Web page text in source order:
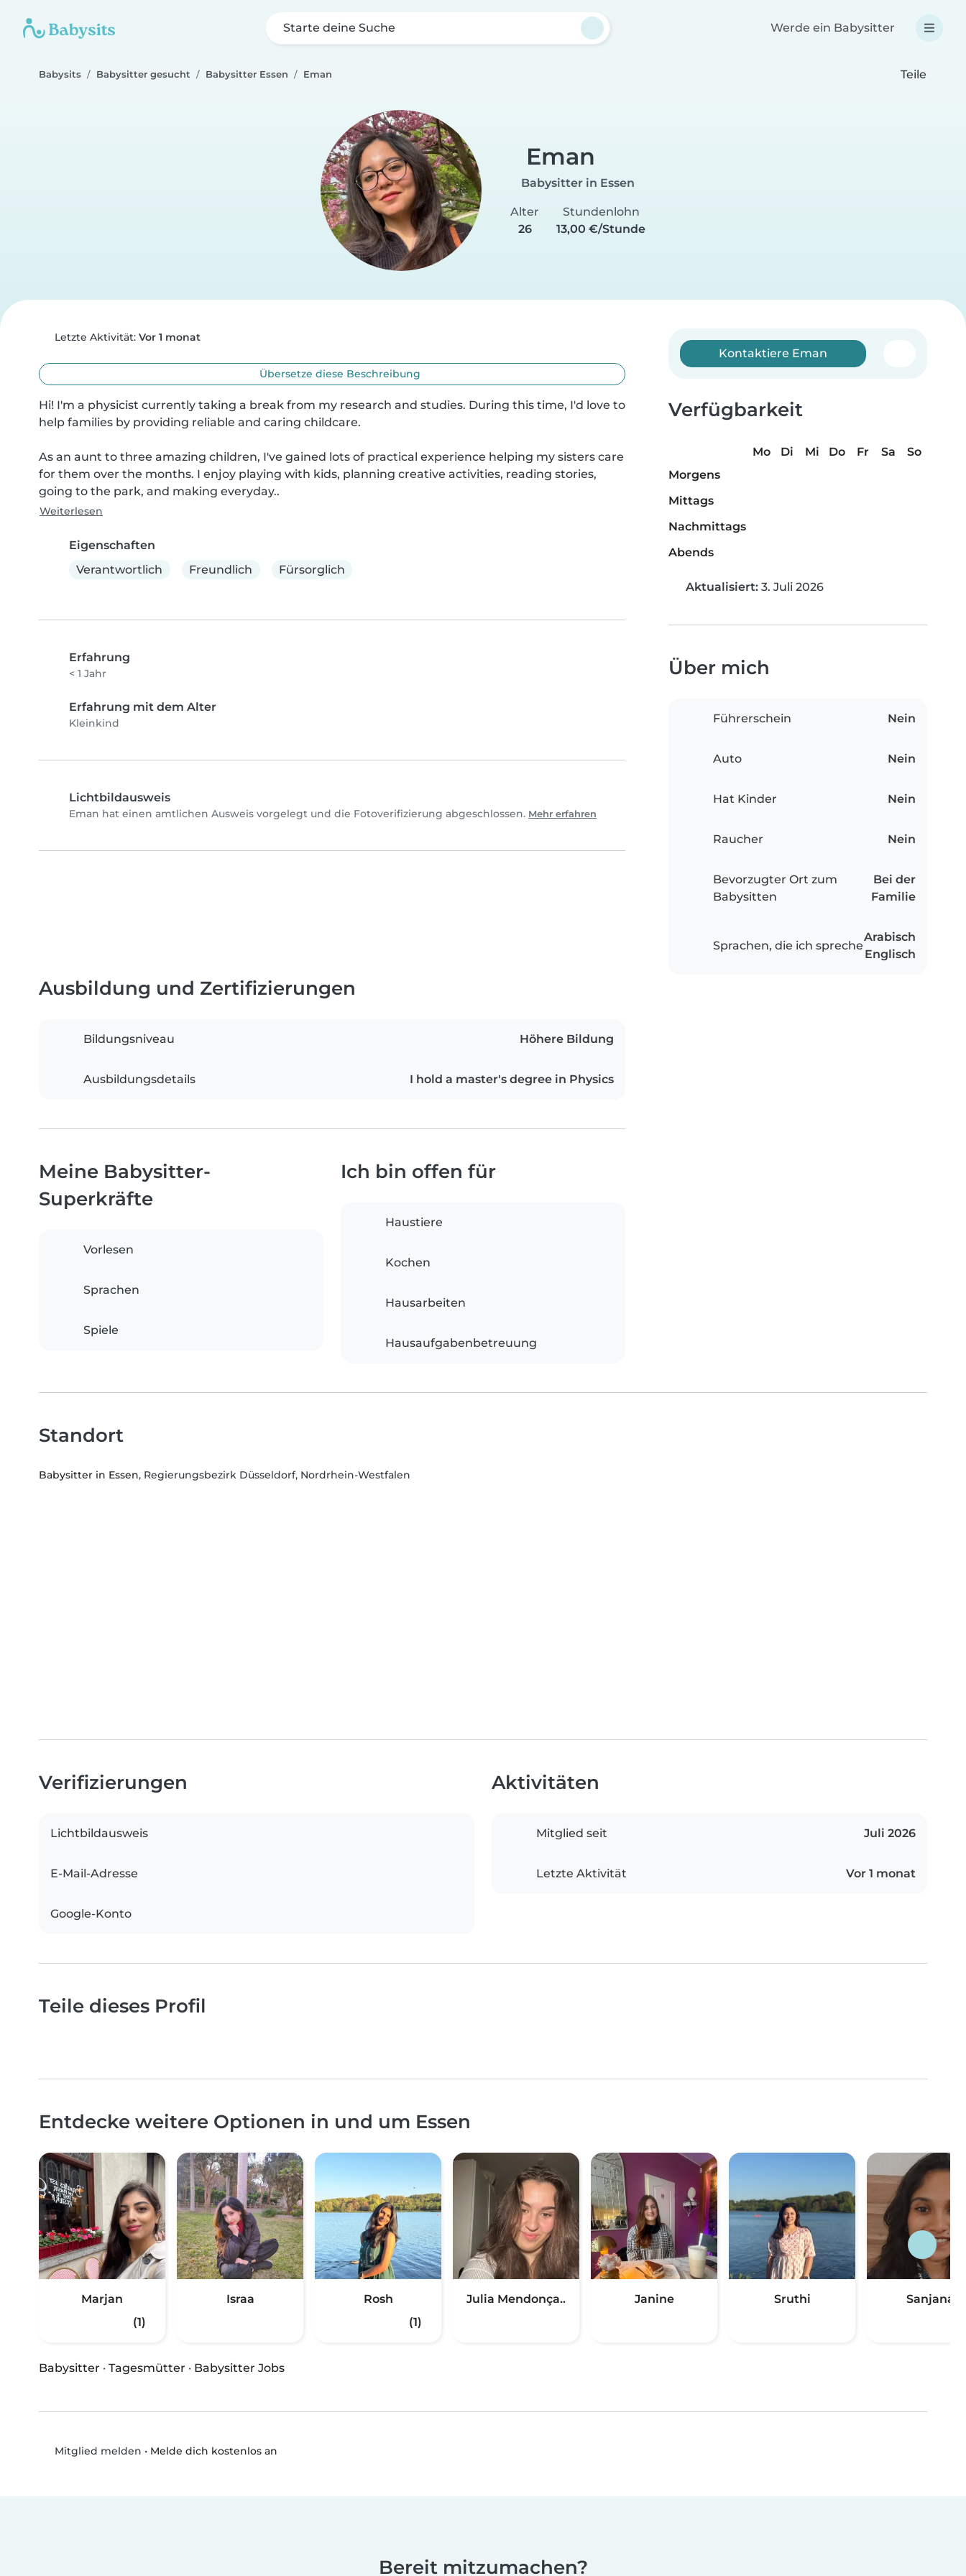
Starte deine Suche Werde ein Babysitter
Babysits Babysitter gesucht Babysitter Essen Eman Teile
Eman
Babysitter in Essen
Alter
26
Stundenlohn
13,00 €/Stunde
Letzte Aktivität: Vor 1 monat
Übersetze diese Beschreibung
Hi! I'm a physicist currently taking a break from my research and studies. During this time, I'd love to
help families by providing reliable and caring childcare.
As an aunt to three amazing children, I've gained lots of practical experience helping my sisters care
for them over the months. I enjoy playing with kids, planning creative activities, reading stories,
going to the park, and making everyday..
Weiterlesen
Eigenschaften
Verantwortlich
Freundlich Fürsorglich
Erfahrung
< 1 Jahr
Erfahrung mit dem Alter
Kleinkind
Lichtbildausweis
Eman hat einen amtlichen Ausweis vorgelegt und die Fotoverifizierung abgeschlossen. Mehr erfahren
Kontaktiere Eman
Verfügbarkeit
Mo Di Mi Do Fr Sa
So
Morgens
Mittags
Nachmittags
Abends
Aktualisiert: 3. Juli 2026
Über mich
Führerschein Nein
Auto Nein
Hat Kinder Nein
Raucher Nein
Bevorzugter Ort zum
Babysitten
Bei der
Familie
Sprachen, die ich spreche
Arabisch
Englisch
Ausbildung und Zertifizierungen
Bildungsniveau Höhere Bildung
Ausbildungsdetails I hold a master's degree in Physics
Meine Babysitter-
Superkräfte
Vorlesen
Sprachen
Spiele
Ich bin offen für
Haustiere
Kochen
Hausarbeiten
Hausaufgabenbetreuung
Standort
Babysitter in Essen, Regierungsbezirk Düsseldorf, Nordrhein-Westfalen
Verifizierungen
Lichtbildausweis
E-Mail-Adresse
Google-Konto
Aktivitäten
Mitglied seit Juli 2026
Letzte Aktivität Vor 1 monat
Teile dieses Profil
Entdecke weitere Optionen in und um Essen
Marjan
(1)
Israa
Rosh
(1)
Julia Mendonça.. Janine Sruthi Sanjana
Babysitter · Tagesmütter · Babysitter Jobs
Mitglied melden • Melde dich kostenlos an
Bereit mitzumachen?